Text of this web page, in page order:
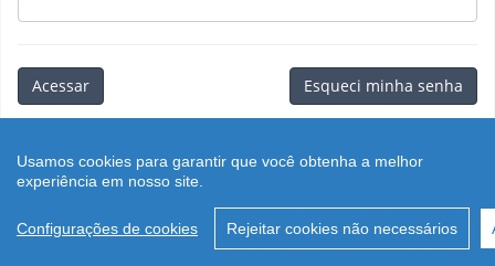
Usamos cookies para garantir que você obtenha a melhor
experiência em nosso site.
Configurações de cookies Rejeitar cookies não necessários
Acessar Esqueci minha senha
rev.:${sources.version}